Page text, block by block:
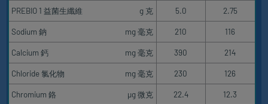
PREBIO 1 益菌生纖維 g 克 5.0 2.75
Sodium 鈉 mg 毫克 210 116
Calcium 鈣 mg 毫克 390 214
Chloride 氯化物 mg 毫克 230 126
Chromium 鉻 μg 微克 22.4 12.3